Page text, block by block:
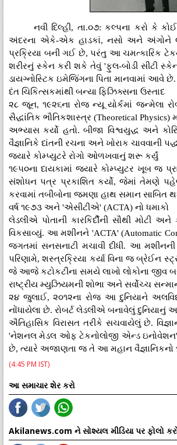
નવી દિલ્હી, તા.૦૭: કલ્પના કરો કે
અંદરના એકે-એક હાડકાં, નસો અને અંગોને
પ્રક્રિયા બની ગઈ છે, પરંતુ આ ચમત્કારિક
શરીરનું સ્કેન કરી શકે તેવું 'ફુલ-બોડી સીટી
ડાયગ્નોસ્ટિક ઇમેજિંગના પિતા માનવામાં આવે છે.
દંત ચિકિત્સકમાંથી બન્યા ફિઝિક્સના ઉસ્તાદ
૨૮ જૂન, ૧૯૨૬ના રોજ ન્યૂ યોર્કમાં જન્મેલા
સૈદ્ધાંતિક ભૌતિકશાસ્ત્ર (Theoretical Physics)
અભ્યાસ કર્યો હતો. બીજા વિશ્વયુદ્ધ અને
વૈજ્ઞાનિકે દાંતની રચના અને ખોરાક ચાવવાની
જ્યારે કોમ્પ્યુટરે રોગો ઓળખવાનું શરૂ કર્યું
૧૯૫૦ના દાયકામાં જ્યારે કોમ્પ્યુટર ખૂબ જ
સંશોધન પત્ર પ્રકાશિત કર્યો, જેમાં તેમણે
કરવામાં તબીબોના જમણા હાથ સમાન સાબિત
વર્ષ ૧૯૭૩ અને 'એસીટીએ' (ACTA) નો ધમાકો
લેડલીએ પોતાની કારકિર્દીની સૌથી મોટી
વિકસાવ્યું. આ મશીનને 'ACTA' (Automatic
જગતમાં સનસનાટી મચાવી દીધી. આ મશીનની
પરિણામે, શસ્ત્રક્રિયા કર્યા વિના જ બ્રેઈન
જે આજે કટોકટીના સમયે લાખો લોકોના જીવ
રાષ્ટ્રીય મ્યુઝિયમની શોભા અને સર્વોચ્ચ
૨૪ જુલાઈ, ૨૦૧૨ના રોજ આ દુનિયાને
નોંધાયેલા છે. રોબર્ટ લેડલીએ બનાવેલું
ઐતિહાસિક વિરાસત તરીકે સચવાયેલું છે.
'નેશનલ મેડલ ઓફ ટેકનોલોજી એન્ડ ઇનોવેશન'
છે, ત્યારે અજાણતા જ તે આ મહાન
(4:45 PM IST)
આ સમાચાર શેર કરો
Akilanews.com ને સોશ્યલ મીડિયા પર ફોલો